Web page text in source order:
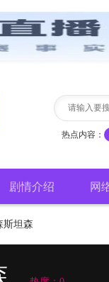
热点内容：
剧情介绍 网
斯坦森